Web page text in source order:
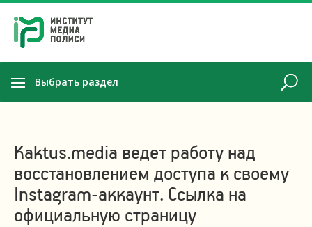
Выбрать раздел
Kaktus.media ведет работу над
восстановлением доступа к своему
Instagram-аккаунт. Ссылка на
официальную страницу